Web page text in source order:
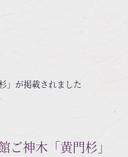
」が掲載されました
ご神木「黄門杉」